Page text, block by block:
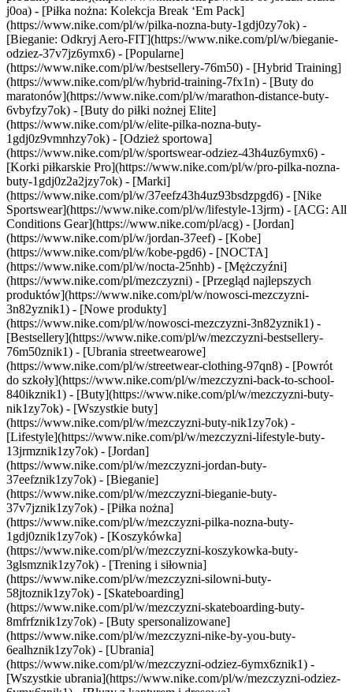
j0oa) - [Piłka nożna: Kolekcja Break ‘Em Pack]
(https://www.nike.com/pl/w/pilka-nozna-buty-1gdj0zy7ok) -
[Bieganie: Odkryj Aero-FIT](https://www.nike.com/pl/w/bieganie-
odziez-37v7jz6ymx6) - [Popularne]
(https://www.nike.com/pl/w/bestsellery-76m50) - [Hybrid Training]
(https://www.nike.com/pl/w/hybrid-training-7fx1n) - [Buty do
maratonów](https://www.nike.com/pl/w/marathon-distance-buty-
6vbyfzy7ok) - [Buty do piłki nożnej Elite]
(https://www.nike.com/pl/w/elite-pilka-nozna-buty-
1gdj0z9vmnhzy7ok) - [Odzież sportowa]
(https://www.nike.com/pl/w/sportswear-odziez-43h4uz6ymx6) -
[Korki piłkarskie Pro](https://www.nike.com/pl/w/pro-pilka-nozna-
buty-1gdj0z2a2jzy7ok) - [Marki]
(https://www.nike.com/pl/w/37eefz43h4uz93bsdzpgd6) - [Nike
Sportswear](https://www.nike.com/pl/w/lifestyle-13jrm) - [ACG: All
Conditions Gear](https://www.nike.com/pl/acg) - [Jordan]
(https://www.nike.com/pl/w/jordan-37eef) - [Kobe]
(https://www.nike.com/pl/w/kobe-pgd6) - [NOCTA]
(https://www.nike.com/pl/w/nocta-25nhb) - [Mężczyźni]
(https://www.nike.com/pl/mezczyzni) - [Przegląd najlepszych
produktów](https://www.nike.com/pl/w/nowosci-mezczyzni-
3n82yznik1) - [Nowe produkty]
(https://www.nike.com/pl/w/nowosci-mezczyzni-3n82yznik1) -
[Bestsellery](https://www.nike.com/pl/w/mezczyzni-bestsellery-
76m50znik1) - [Ubrania streetwearowe]
(https://www.nike.com/pl/w/streetwear-clothing-97qn8) - [Powrót
do szkoły](https://www.nike.com/pl/w/mezczyzni-back-to-school-
840ikznik1) - [Buty](https://www.nike.com/pl/w/mezczyzni-buty-
nik1zy7ok) - [Wszystkie buty]
(https://www.nike.com/pl/w/mezczyzni-buty-nik1zy7ok) -
[Lifestyle](https://www.nike.com/pl/w/mezczyzni-lifestyle-buty-
13jrmznik1zy7ok) - [Jordan]
(https://www.nike.com/pl/w/mezczyzni-jordan-buty-
37eefznik1zy7ok) - [Bieganie]
(https://www.nike.com/pl/w/mezczyzni-bieganie-buty-
37v7jznik1zy7ok) - [Piłka nożna]
(https://www.nike.com/pl/w/mezczyzni-pilka-nozna-buty-
1gdj0znik1zy7ok) - [Koszykówka]
(https://www.nike.com/pl/w/mezczyzni-koszykowka-buty-
3glsmznik1zy7ok) - [Trening i siłownia]
(https://www.nike.com/pl/w/mezczyzni-silowni-buty-
58jtoznik1zy7ok) - [Skateboarding]
(https://www.nike.com/pl/w/mezczyzni-skateboarding-buty-
8mfrfznik1zy7ok) - [Buty spersonalizowane]
(https://www.nike.com/pl/w/mezczyzni-nike-by-you-buty-
6ealhznik1zy7ok) - [Ubrania]
(https://www.nike.com/pl/w/mezczyzni-odziez-6ymx6znik1) -
[Wszystkie ubrania](https://www.nike.com/pl/w/mezczyzni-odziez-